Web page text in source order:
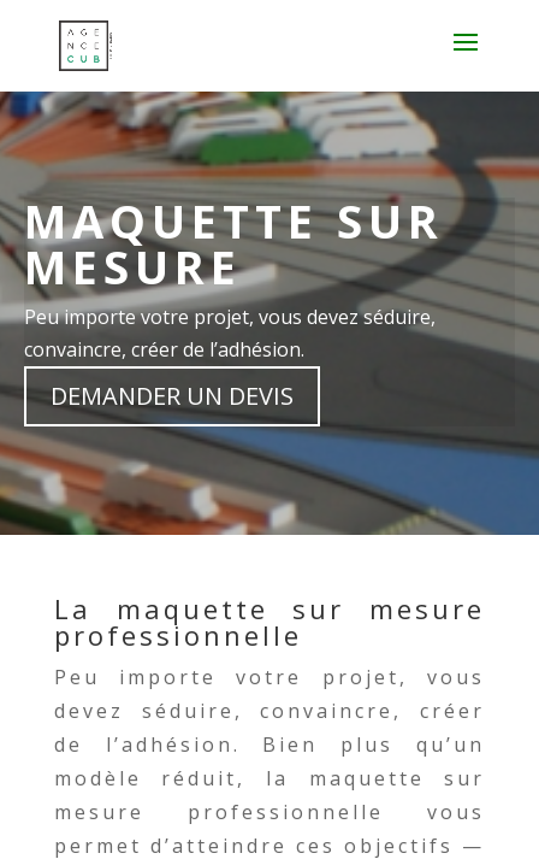
MAQUETTE SUR
MESURE
Peu importe votre projet, vous devez séduire,
convaincre, créer de l’adhésion.
DEMANDER UN DEVIS
La maquette sur mesure
professionnelle
Peu importe votre projet, vous
devez séduire, convaincre, créer
de l’adhésion. Bien plus qu’un
modèle réduit, la maquette sur
mesure professionnelle vous
permet d’atteindre ces objectifs —